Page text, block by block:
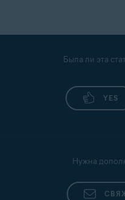
Была ли эта
YES
Нужна